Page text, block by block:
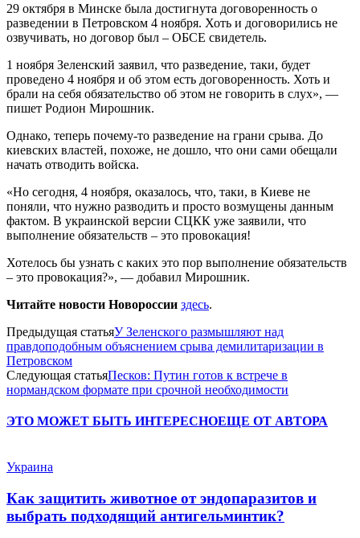
29 октября в Минске была достигнута договоренность о
разведении в Петровском 4 ноября. Хоть и договорились не
озвучивать, но договор был – ОБСЕ свидетель.
1 ноября Зеленский заявил, что разведение, таки, будет
проведено 4 ноября и об этом есть договоренность. Хоть и
брали на себя обязательство об этом не говорить в слух», —
пишет Родион Мирошник.
Однако, теперь почему-то разведение на грани срыва. До
киевских властей, похоже, не дошло, что они сами обещали
начать отводить войска.
«Но сегодня, 4 ноября, оказалось, что, таки, в Киеве не
поняли, что нужно разводить и просто возмущены данным
фактом. В украинской версии СЦКК уже заявили, что
выполнение обязательств – это провокация!
Хотелось бы узнать с каких это пор выполнение обязательств
– это провокация?», — добавил Мирошник.
Читайте новости Новороссии здесь.
Предыдущая статьяУ Зеленского размышляют над
правдоподобным объяснением срыва демилитаризации в
Петровском
Следующая статьяПесков: Путин готов к встрече в
нормандском формате при срочной необходимости
ЭТО МОЖЕТ БЫТЬ ИНТЕРЕСНОЕЩЕ ОТ АВТОРА
Украина
Как защитить животное от эндопаразитов и
выбрать подходящий антигельминтик?